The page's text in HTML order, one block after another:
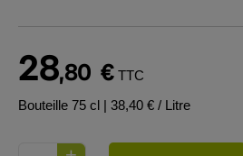
28,80 € TTC
Bouteille 75 cl | 38,40 € / Litre